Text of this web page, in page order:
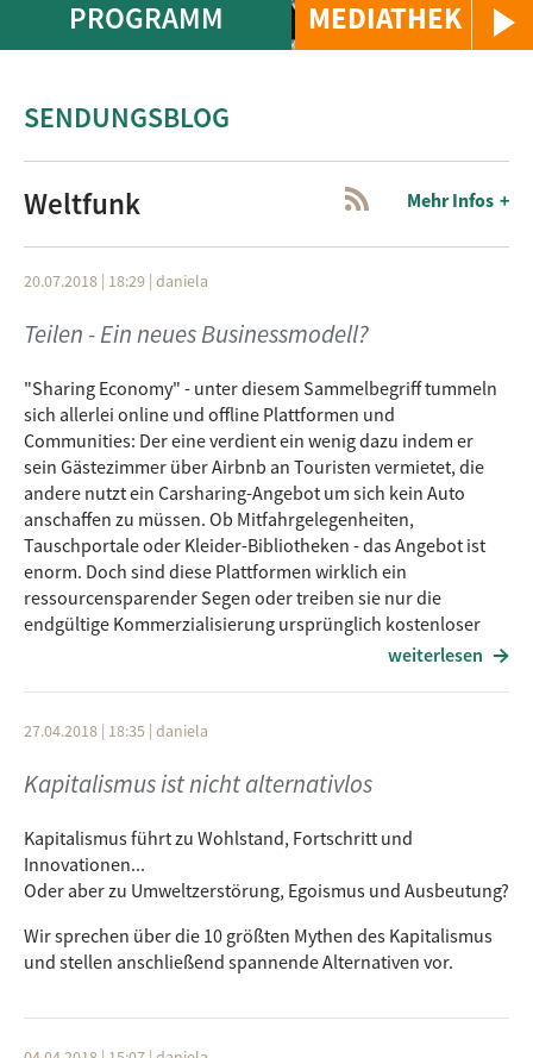
MEDIATHEK
PROGRAMM
SENDUNGSBLOG
Weltfunk Mehr Infos
20.07.2018 | 18:29 | daniela
Teilen - Ein neues Businessmodell?
"Sharing Economy" - unter diesem Sammelbegriff tummeln
sich allerlei online und offline Plattformen und
Communities: Der eine verdient ein wenig dazu indem er
sein Gästezimmer über Airbnb an Touristen vermietet, die
andere nutzt ein Carsharing-Angebot um sich kein Auto
anschaffen zu müssen. Ob Mitfahrgelegenheiten,
Tauschportale oder Kleider-Bibliotheken - das Angebot ist
enorm. Doch sind diese Plattformen wirklich ein
ressourcensparender Segen oder treiben sie nur die
endgültige Kommerzialisierung ursprünglich kostenloser
Geht es nach Silke Helfreich, unserer Interviewpartnerin für
diese Sendung, sind "Commons" das Thema der Zukunft:
Ressourcen wie Nahrung oder auch Wissen und Software,
die aus selbstorganisierten Prozessen des gemeinsamen
bedürfnisorientierten Produzierens, Verwaltens und
Nutzens hervorgehen und somit jenseits des Marktes
verordnet sind.
Die spannende Sendung vom 19.07.2018 gibt es ab sofort
zum Nachhören.
weiterlesen
27.04.2018 | 18:35 | daniela
Kapitalismus ist nicht alternativlos
Kapitalismus führt zu Wohlstand, Fortschritt und
Innovationen...
Oder aber zu Umweltzerstörung, Egoismus und Ausbeutung?
Wir sprechen über die 10 größten Mythen des Kapitalismus
und stellen anschließend spannende Alternativen vor.